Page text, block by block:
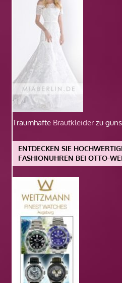
Traumhafte Brautkleiderzu
ENTDECKEN SIE
FASHIONUHREN BEI OTTO-